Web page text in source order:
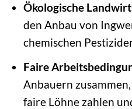
Ökologische
den Anbau von
chemischen
Faire
Anbauern
faire Löhne zahlen